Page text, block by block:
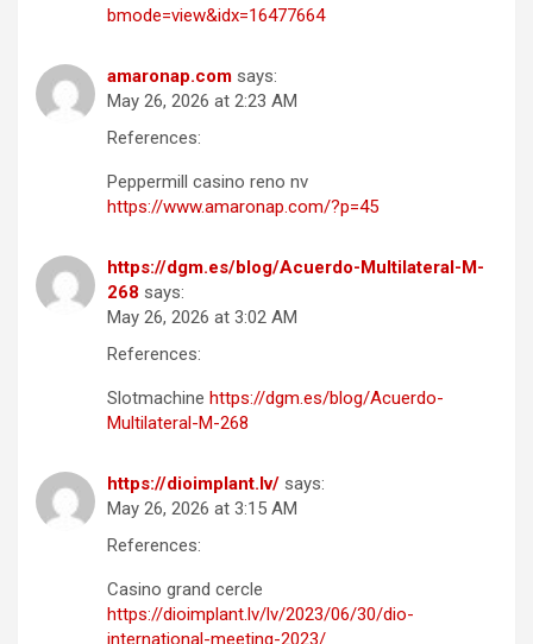
bmode=view&idx=16477664
amaronap.com says:
May 26, 2026 at 2:23 AM
References:
Peppermill casino reno nv
https://www.amaronap.com/?p=45
https://dgm.es/blog/Acuerdo-Multilateral-M-
268 says:
May 26, 2026 at 3:02 AM
References:
Slotmachine https://dgm.es/blog/Acuerdo-
Multilateral-M-268
https://dioimplant.lv/ says:
May 26, 2026 at 3:15 AM
References:
Casino grand cercle
https://dioimplant.lv/lv/2023/06/30/dio-
international-meeting-2023/